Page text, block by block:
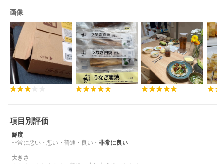
画像
項目別評価
鮮度
非常に悪い ・ 悪い ・ 普通 ・ 良い ・ 非常に良い
大きさ